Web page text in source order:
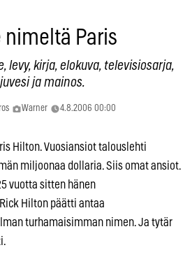
nimeltä Paris
levy, kirja, elokuva, televisiosarja,
ja mainos.
Warner 4.8.2006 00:00
Hilton. Vuosiansiot talouslehti
miljoonaa dollaria. Siis omat ansiot.
vuotta sitten hänen
Hilton päätti antaa
turhamaisimman nimen. Ja tytär